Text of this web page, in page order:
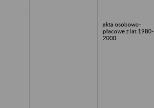
akta osobowo-
płacowe z lat 1980-
2000